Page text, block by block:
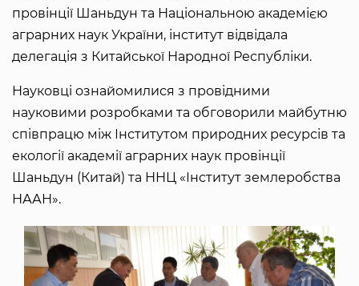
провінції Шаньдун та Національною академією
аграрних наук України, інститут відвідала
делегація з Китайської Народної Республіки.
Науковці ознайомилися з провідними
науковими розробками та обговорили майбутню
співпрацю між Інститутом природних ресурсів та
екології академії аграрних наук провінції
Шаньдун (Китай) та ННЦ «Інститут землеробства
НААН».